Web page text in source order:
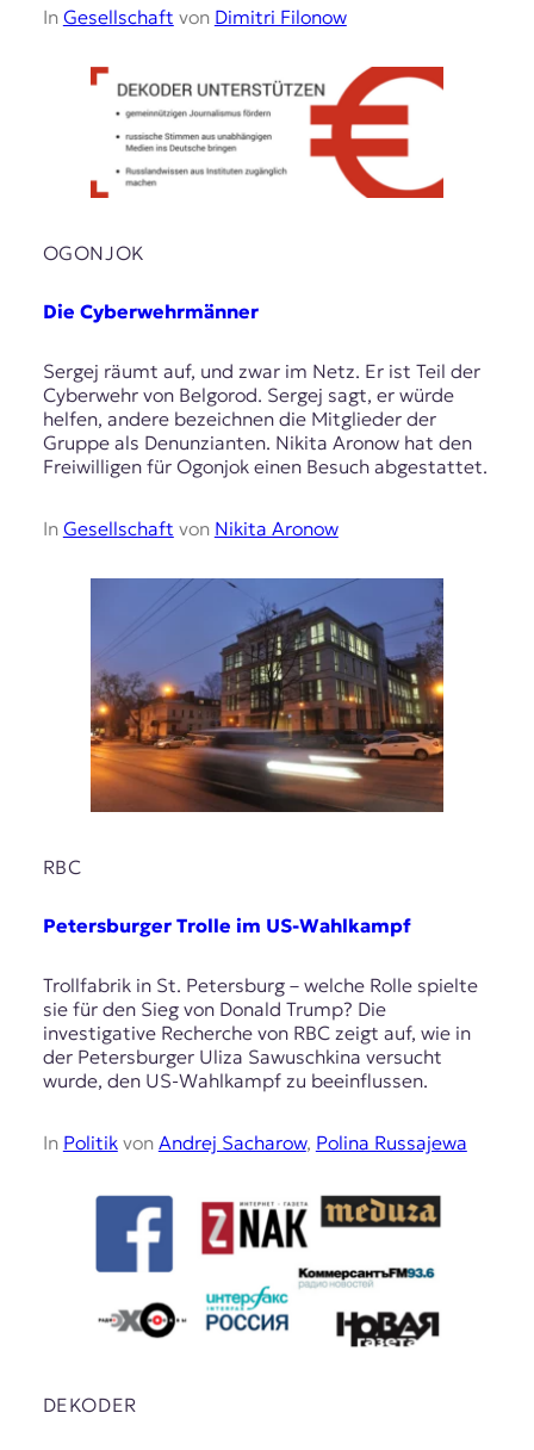
In Gesellschaft von Dimitri Filonow
OGONJOK
Die Cyberwehrmänner
Sergej räumt auf, und zwar im Netz. Er ist Teil der
Cyberwehr von Belgorod. Sergej sagt, er würde
helfen, andere bezeichnen die Mitglieder der
Gruppe als Denunzianten. Nikita Aronow hat den
Freiwilligen für Ogonjok einen Besuch abgestattet.
In Gesellschaft von Nikita Aronow
RBC
Petersburger Trolle im US-Wahlkampf
Trollfabrik in St. Petersburg – welche Rolle spielte
sie für den Sieg von Donald Trump? Die
investigative Recherche von RBC zeigt auf, wie in
der Petersburger Uliza Sawuschkina versucht
wurde, den US-Wahlkampf zu beeinflussen.
In Politikvon Andrej Sacharow, Polina Russajewa
DEKODER